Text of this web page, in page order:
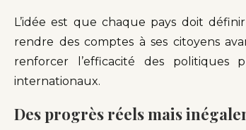
L’idée est que chaque pays doit
rendre des comptes à ses citoyens
renforcer l’efficacité des
internationaux.
Des progrès réels mais